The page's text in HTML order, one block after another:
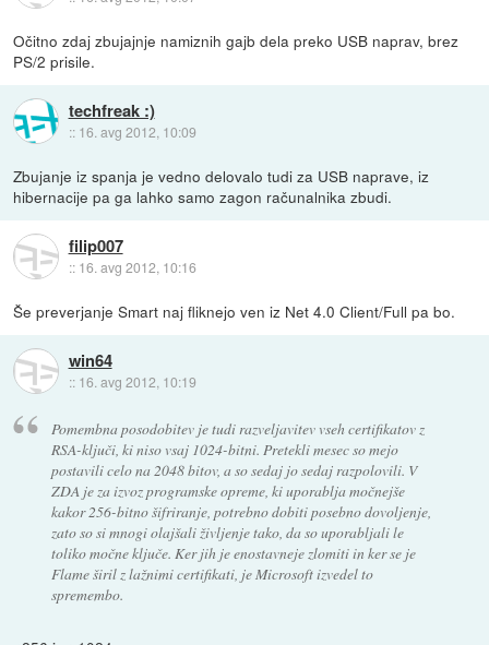
Očitno zdaj zbujajnje namiznih gajb dela preko USB naprav, brez
PS/2 prisile.
techfreak :)
:: 16. avg 2012, 10:09
Zbujanje iz spanja je vedno delovalo tudi za USB naprave, iz
hibernacije pa ga lahko samo zagon računalnika zbudi.
filip007
:: 16. avg 2012, 10:16
Še preverjanje Smart naj fliknejo ven iz Net 4.0 Client/Full pa bo.
win64
:: 16. avg 2012, 10:19
Pomembna posodobitev je tudi razveljavitev vseh certifikatov z
RSA-ključi, ki niso vsaj 1024-bitni. Pretekli mesec so mejo
postavili celo na 2048 bitov, a so sedaj jo sedaj razpolovili. V
ZDA je za izvoz programske opreme, ki uporablja močnejše
kakor 256-bitno šifriranje, potrebno dobiti posebno dovoljenje,
zato so si mnogi olajšali življenje tako, da so uporabljali le
toliko močne ključe. Ker jih je enostavneje zlomiti in ker se je
Flame širil z lažnimi certifikati, je Microsoft izvedel to
spremembo.